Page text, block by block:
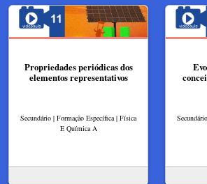
Propriedades periódicas dos
elementos representativos
Secundário | Formação Específica | Física
E Química A